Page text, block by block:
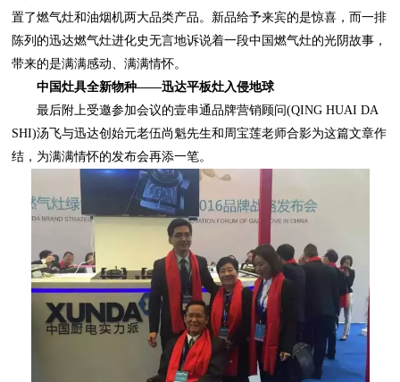
带来的是满满感动、满满情怀。
中国灶具全新物种——迅达平板灶入侵地球
结，为满满情怀的发布会再添一笔。